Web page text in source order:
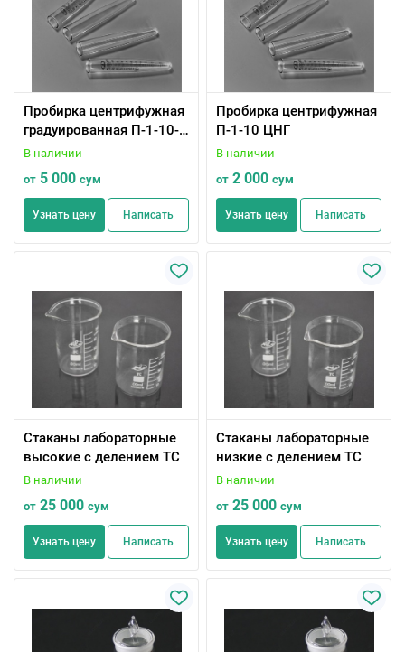
Пробирка центрифужная
градуированная П-1-10-
0,2 ХС ПЦГ
В наличии
от 5 000 сум
Узнать цену Написать
Пробирка центрифужная
П-1-10 ЦНГ
В наличии
от 2 000 сум
Узнать цену Написать
Стаканы лабораторные
высокие с делением ТС
В наличии
от 25 000 сум
Узнать цену Написать
Стаканы лабораторные
низкие с делением ТС
В наличии
от 25 000 сум
Узнать цену Написать